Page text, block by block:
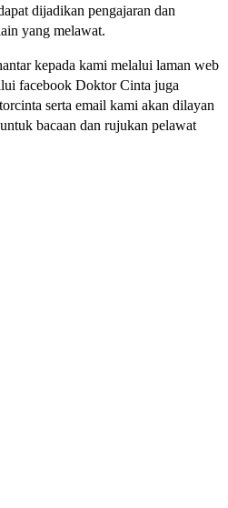
dijadikan pengajaran dan
yang melawat.
kepada kami melalui laman web
facebook Doktor Cinta juga
serta email kami akan dilayan
bacaan dan rujukan pelawat